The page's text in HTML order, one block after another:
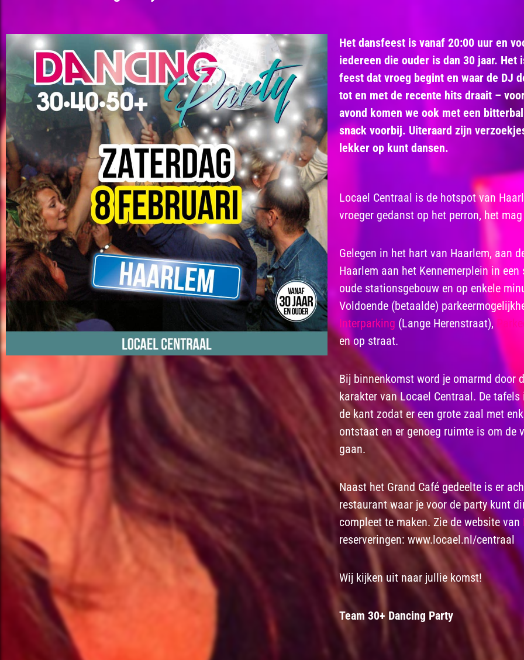
Het dansfeest is vanaf 20:00 uur en
iedereen die ouder is dan 30 jaar. Het
feest dat vroeg begint en waar de DJ
tot en met de recente hits draait –
avond komen we ook met een
snack voorbij. Uiteraard zijn
lekker op kunt dansen.
Locael Centraal is de hotspot van
vroeger gedanst op het perron, het
Gelegen in het hart van Haarlem, aan
Haarlem aan het Kennemerplein in
oude stationsgebouw en op enkele
Voldoende (betaalde)
Interparking (Lange Herenstraat),
en op straat.
Bij binnenkomst word je omarmd door
karakter van Locael Centraal. De
de kant zodat er een grote zaal met
ontstaat en er genoeg ruimte is om de
gaan.
Naast het Grand Café gedeelte is er
restaurant waar je voor de party kunt
compleet te maken. Zie de website van
reserveringen: www.locael.nl/centraal
Wij kijken uit naar jullie komst!
Team 30+ Dancing Party